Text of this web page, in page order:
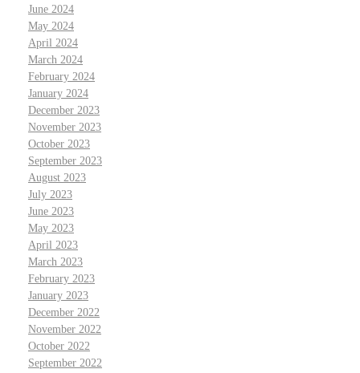
June 2024
May 2024
April 2024
March 2024
February 2024
January 2024
December 2023
November 2023
October 2023
September 2023
August 2023
July 2023
June 2023
May 2023
April 2023
March 2023
February 2023
January 2023
December 2022
November 2022
October 2022
September 2022